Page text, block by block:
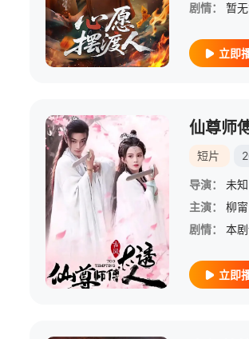
剧情：
暂
立即
仙尊师
短片
导演：
未知
主演：
柳甯
剧情：
立即